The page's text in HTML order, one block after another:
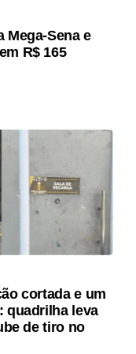
Mega-Sena e
R$ 165
cortada e um
quadrilha leva
de tiro no